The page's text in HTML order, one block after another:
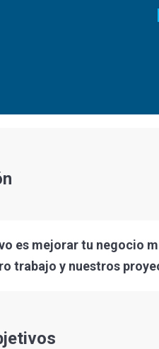
es mejorar tu negocio
trabajo y nuestros